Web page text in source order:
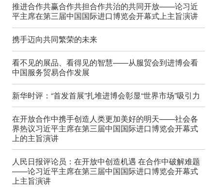
推进合作共赢合作共担合作共治的共同开放——论习近
平主席在第三届中国国际进口博览会开幕式上主旨演讲
携手迈向共同繁荣的未来
看不见的展品、看得见的智慧——从服贸会到进博会看
中国服务贸易合作发展
新华时评：“首发首展”扎堆进博会彰显“世界市场”吸引力
在开放合作中携手创造人类更加美好的明天——社会各
界热议习近平主席在第三届中国国际进口博览会开幕式
上的主旨演讲
人民日报评论员：在开放中创造机遇 在合作中破解难题
——论习近平主席在第三届中国国际进口博览会开幕式
上主旨演讲